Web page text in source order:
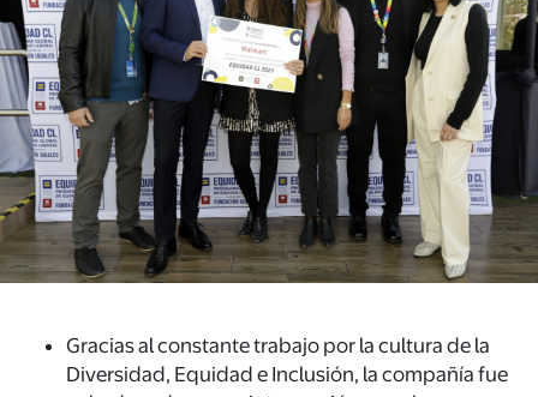
Gracias al constante trabajo por la cultura de la
Diversidad, Equidad e Inclusión, la compañía fue